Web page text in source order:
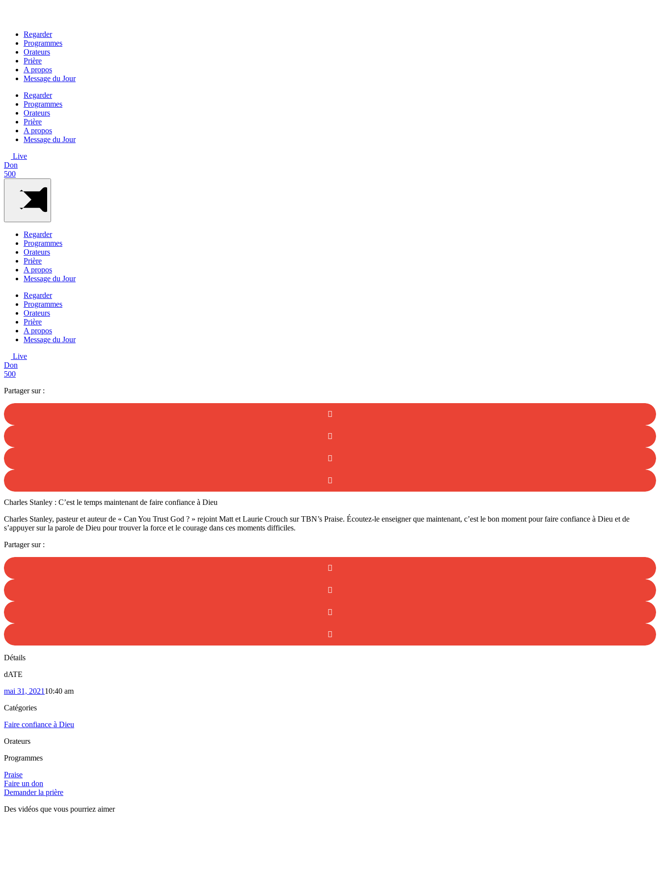
Regarder
Programmes
Orateurs
Prière
A propos
Message du Jour
Regarder
Programmes
Orateurs
Prière
A propos
Message du Jour
Live
Don
500
Regarder
Programmes
Orateurs
Prière
A propos
Message du Jour
Regarder
Programmes
Orateurs
Prière
A propos
Message du Jour
Live
Don
500
Partager sur :
Charles Stanley : C’est le temps maintenant de faire confiance à Dieu
Charles Stanley, pasteur et auteur de « Can You Trust God ? » rejoint Matt et Laurie Crouch sur TBN’s Praise. Écoutez-le enseigner que maintenant, c’est le bon moment pour faire confiance à Dieu et de
s’appuyer sur la parole de Dieu pour trouver la force et le courage dans ces moments difficiles.
Partager sur :
Détails
dATE
mai 31, 2021 10:40 am
Catégories
Faire confiance à Dieu
Orateurs
Programmes
Praise
Faire un don
Demander la prière
Des vidéos que vous pourriez aimer